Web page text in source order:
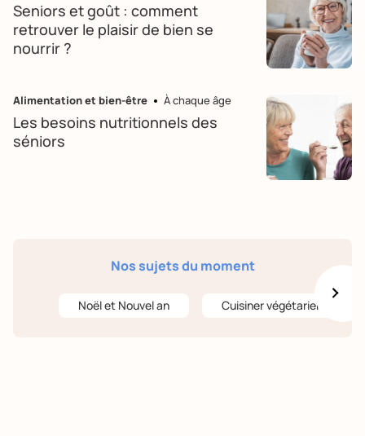
Seniors et goût : comment
retrouver le plaisir de bien se
nourrir ?
Alimentation et bien-être À chaque âge
Les besoins nutritionnels des
séniors
Nos sujets du moment
Noël et Nouvel an Cuisiner végétarien